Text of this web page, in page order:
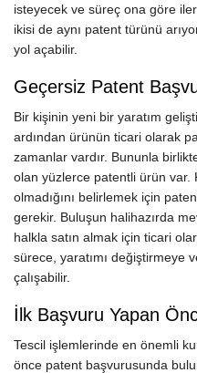
isteyecek ve süreç ona göre
ikisi de aynı patent türünü
yol açabilir.
Geçersiz Patent
Bir kişinin yeni bir yaratım
ardından ürünün ticari olarak
zamanlar vardır. Bununla
olan yüzlerce patentli ürün var.
olmadığını belirlemek için
gerekir. Buluşun halihazırda
halkla satın almak için ticari
sürece, yaratımı değiştirmeye
çalışabilir.
İlk Başvuru Yapan
Tescil işlemlerinde en önemli
önce patent başvurusunda